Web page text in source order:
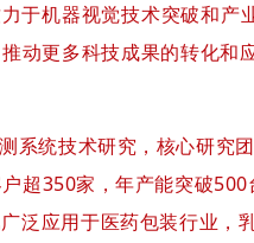
于机器视觉技术突破和
动更多科技成果的转化
系统技术研究，核心研究
超350家，年产能突破
泛应用于医药包装行业